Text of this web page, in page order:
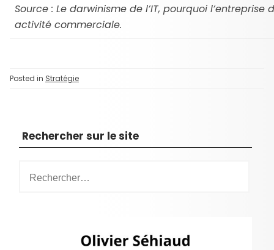
Source : Le darwinisme de l’IT, pourquoi
activité commerciale.
Posted in Stratégie
Rechercher sur le site